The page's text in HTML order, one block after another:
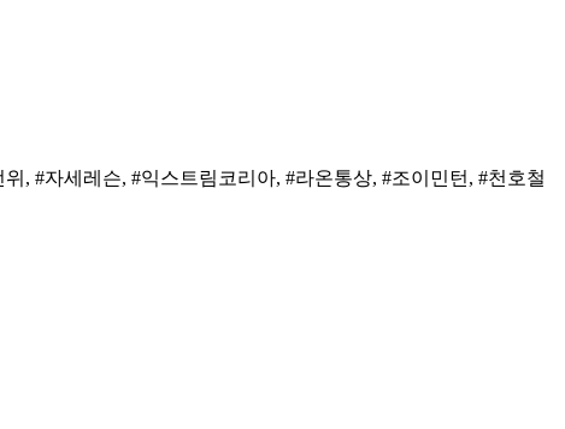
, #자세레슨, #익스트림코리아, #라온통상, #조이민턴, #천호철